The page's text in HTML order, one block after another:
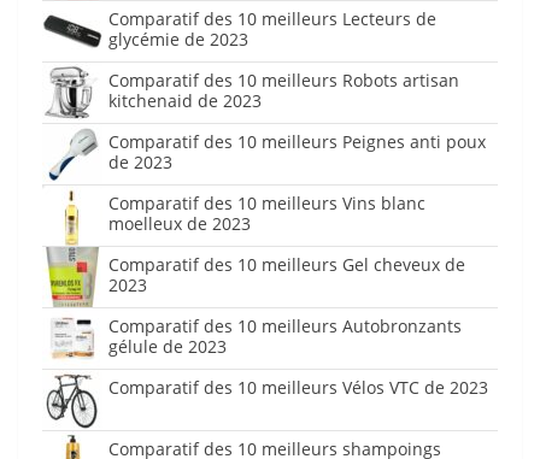
Comparatif des 10 meilleurs Lecteurs de
glycémie de 2023
Comparatif des 10 meilleurs Robots artisan
kitchenaid de 2023
Comparatif des 10 meilleurs Peignes anti poux
de 2023
Comparatif des 10 meilleurs Vins blanc
moelleux de 2023
Comparatif des 10 meilleurs Gel cheveux de
2023
Comparatif des 10 meilleurs Autobronzants
gélule de 2023
Comparatif des 10 meilleurs Vélos VTC de 2023
Comparatif des 10 meilleurs shampoings